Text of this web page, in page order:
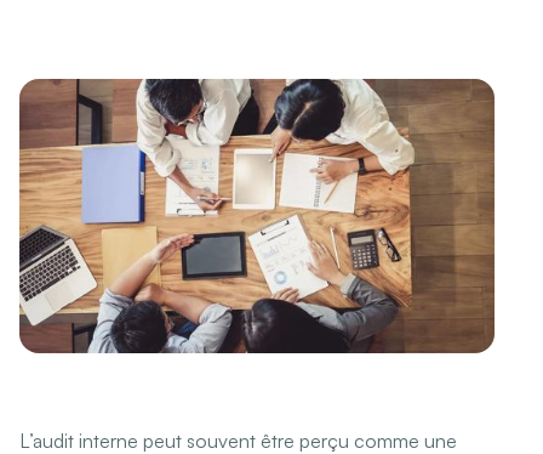
L’audit interne peut souvent être perçu comme une